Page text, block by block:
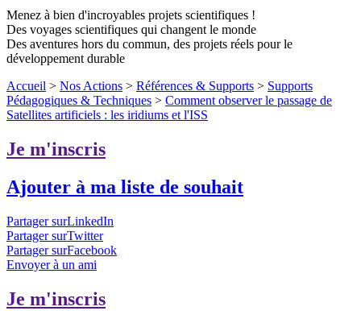
Menez à bien d'incroyables projets scientifiques !
Des voyages scientifiques qui changent le monde
Des aventures hors du commun, des projets réels pour le
développement durable
Accueil > Nos Actions > Références & Supports > Supports
Pédagogiques & Techniques > Comment observer le passage de
Satellites artificiels : les iridiums et l'ISS
Je m'inscris
Ajouter à ma liste de souhait
Partager surLinkedIn
Partager surTwitter
Partager surFacebook
Envoyer à un ami
Je m'inscris